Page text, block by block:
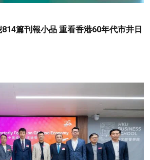
篇刊報小品 重看香港60年代市井日